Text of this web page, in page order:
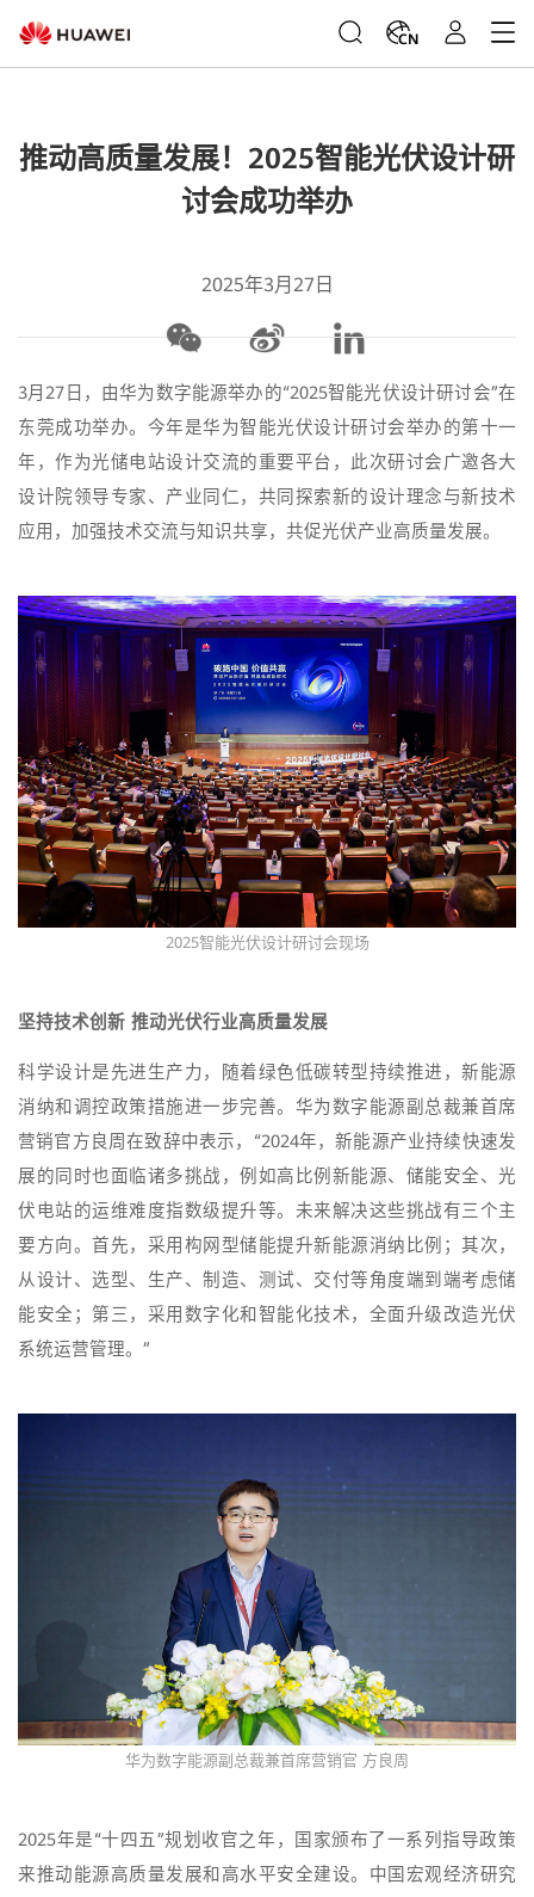
CN
推动高质量发展！2025智能光伏设计研
讨会成功举办
2025年3月27日
3月27日，由华为数字能源举办的“2025智能光伏设计研讨会”在
东莞成功举办。今年是华为智能光伏设计研讨会举办的第十一
年，作为光储电站设计交流的重要平台，此次研讨会广邀各大
设计院领导专家、产业同仁，共同探索新的设计理念与新技术
应用，加强技术交流与知识共享，共促光伏产业高质量发展。
2025智能光伏设计研讨会现场
坚持技术创新 推动光伏行业高质量发展
科学设计是先进生产力，随着绿色低碳转型持续推进，新能源
消纳和调控政策措施进一步完善。华为数字能源副总裁兼首席
营销官方良周在致辞中表示，“2024年，新能源产业持续快速发
展的同时也面临诸多挑战，例如高比例新能源、储能安全、光
伏电站的运维难度指数级提升等。未来解决这些挑战有三个主
要方向。首先，采用构网型储能提升新能源消纳比例；其次，
从设计、选型、生产、制造、测试、交付等角度端到端考虑储
能安全；第三，采用数字化和智能化技术，全面升级改造光伏
系统运营管理。”
华为数字能源副总裁兼首席营销官 方良周
2025年是“十四五”规划收官之年，国家颁布了一系列指导政策
来推动能源高质量发展和高水平安全建设。中国宏观经济研究